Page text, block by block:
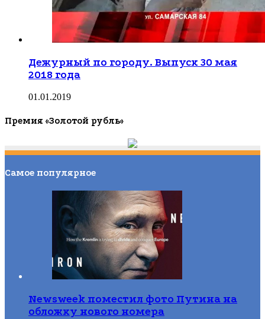
Дежурный по городу. Выпуск 30 мая
2018 года
01.01.2019
Премия «Золотой рубль»
Самое популярное
Newsweek поместил фото Путина на
обложку нового номера